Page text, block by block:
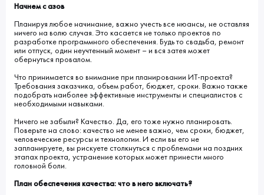
Начнем с азов
Планируя любое начинание, важно учесть все нюансы, не оставляя
ничего на волю случая. Это касается не только проектов по
разработке программного обеспечения. Будь то свадьба, ремонт
или отпуск, один неучтенный момент – и вся затея может
обернуться провалом.
Что принимается во внимание при планировании ИТ-проекта?
Требования заказчика, объем работ, бюджет, сроки. Важно также
подобрать наиболее эффективные инструменты и специалистов с
необходимыми навыками.
Ничего не забыли? Качество. Да, его тоже нужно планировать.
Поверьте на слово: качество не менее важно, чем сроки, бюджет,
человеческие ресурсы и технологии. И если вы его не
запланируете, вы рискуете столкнуться с проблемами на поздних
этапах проекта, устранение которых может принести много
головной боли.
План обеспечения качества: что в него включать?